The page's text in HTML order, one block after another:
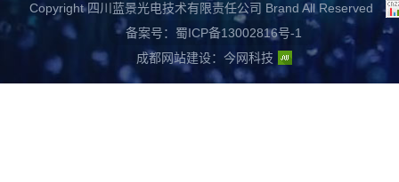
Copyright 四川蓝景光电技术有限责任公司 Brand All Reserved
备案号：蜀ICP备13002816号-1
成都网站建设： 今网科技